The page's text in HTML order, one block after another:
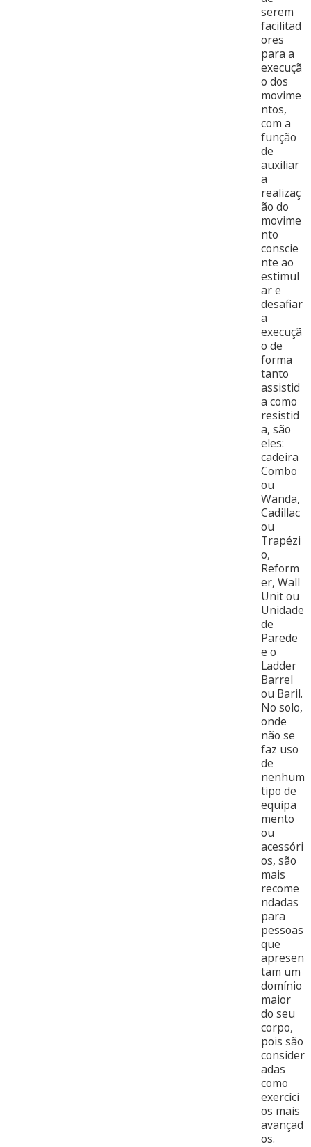
serem
facilitad
ores
para a
execuçã
o dos
movime
ntos,
com a
função
de
auxiliar
a
realizaç
ão do
movime
nto
conscie
nte ao
estimul
ar e
desafiar
a
execuçã
o de
forma
tanto
assistid
a como
resistid
a, são
eles:
cadeira
Combo
ou
Wanda,
Cadillac
ou
Trapézi
o,
Reform
er, Wall
Unit ou
Unidade
de
Parede
e o
Ladder
Barrel
ou Baril.
No solo,
onde
não se
faz uso
de
nenhum
tipo de
equipa
mento
ou
acessóri
os, são
mais
recome
ndadas
para
pessoas
que
apresen
tam um
domínio
maior
do seu
corpo,
pois são
consider
adas
como
exercíci
os mais
avançad
os.